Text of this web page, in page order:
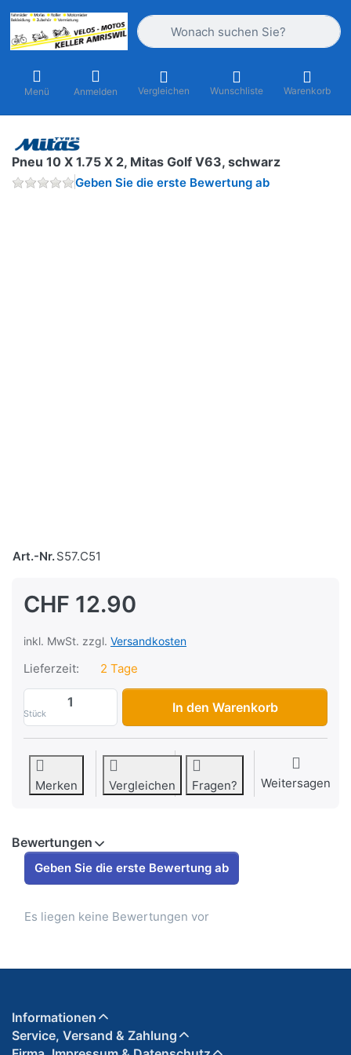
Geben Sie einen Suchbegriff ein.
Menü Anmelden Vergleichen Wunschliste Warenkorb
Pneu 10 X 1.75 X 2, Mitas Golf V63, schwarz
Geben Sie die erste Bewertung ab
Art.-Nr.S57.C51
CHF 12.90
inkl. MwSt. zzgl. Versandkosten
Lieferzeit: 2 Tage
Stück
Pneu 10 X 1.75 X 2, Mitas Golf V63,
In den Warenkorb
Merken Vergleichen Fragen? Weitersagen
Bewertungen
Geben Sie die erste Bewertung ab
Es liegen keine Bewertungen vor
Informationen
Service, Versand & Zahlung